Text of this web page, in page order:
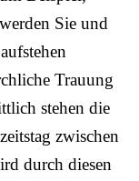
Sie und
Trauung
stehen die
zwischen
durch diesen